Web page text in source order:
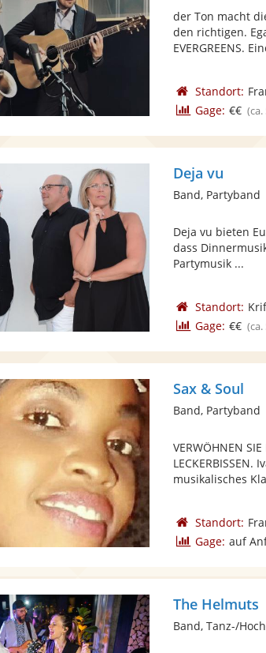
der Ton macht
den richtigen.
EVERGREENS.
Standort:
Gage: €€
Deja vu
Band, Partyband
Deja vu bieten
dass
Partymusik ...
Standort:
Gage: €€
Sax & Soul
Band, Partyband
VERWÖHNEN
musikalisches
Standort:
Gage: auf
The Helmuts
Band, Tanz-/